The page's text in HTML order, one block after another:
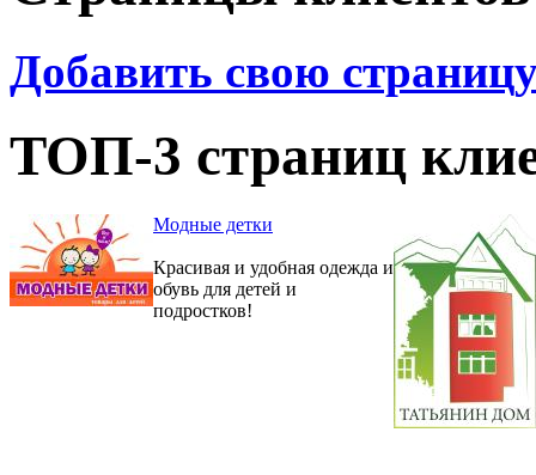
Добавить свою
ТОП-3 страниц
Модные детки
Красивая и удобная одежда и
обувь для детей и
подростков!